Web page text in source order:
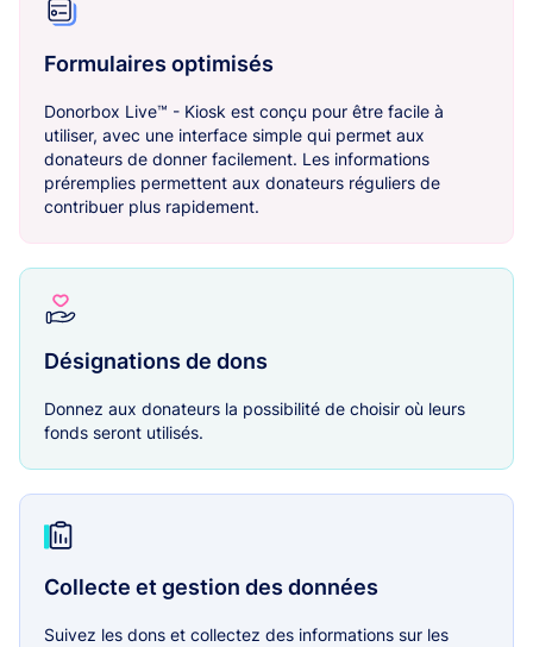
Formulaires optimisés
Donorbox Live™ - Kiosk est conçu pour être facile à
utiliser, avec une interface simple qui permet aux
donateurs de donner facilement. Les informations
préremplies permettent aux donateurs réguliers de
contribuer plus rapidement.
Désignations de dons
Donnez aux donateurs la possibilité de choisir où leurs
fonds seront utilisés.
Collecte et gestion des données
Suivez les dons et collectez des informations sur les